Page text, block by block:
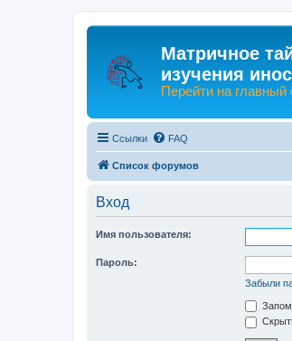
Матричное
изучения
Перейти на главный
Ссылки FAQ
Список форумов
Вход
Имя пользователя:
Пароль:
Забыли